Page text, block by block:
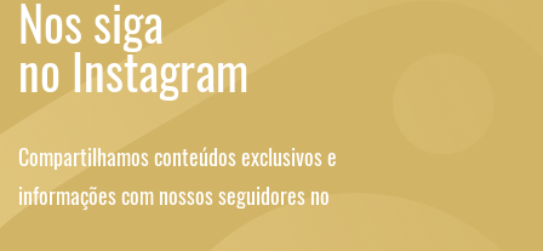
Nos siga
no Instagram
Compartilhamos conteúdos exclusivos e
informações com nossos seguidores no